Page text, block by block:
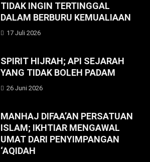
TIDAK INGIN TERTINGGAL
DALAM BERBURU KEMUALIAAN
17 Juli 2026
SPIRIT HIJRAH; API SEJARAH
YANG TIDAK BOLEH PADAM
26 Juni 2026
MANHAJ DIFAA’AN PERSATUAN
ISLAM; IKHTIAR MENGAWAL
UMAT DARI PENYIMPANGAN
‘AQIDAH